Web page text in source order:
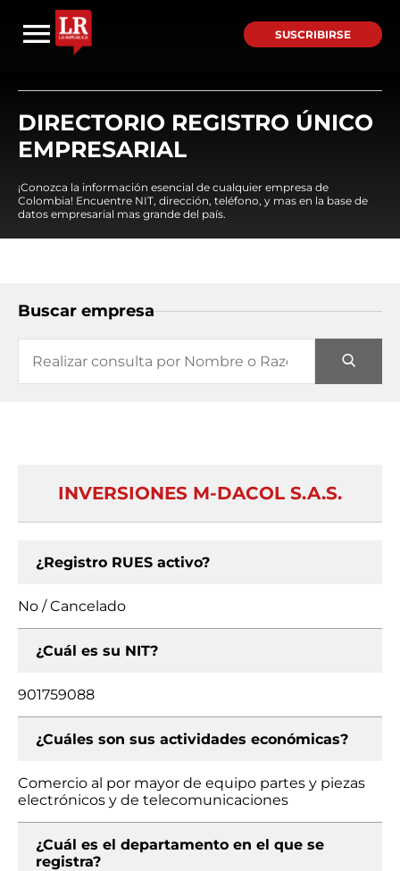
SUSCRIBIRSE
DIRECTORIO REGISTRO ÚNICO
EMPRESARIAL
¡Conozca la información esencial de cualquier empresa de
Colombia! Encuentre NIT, dirección, teléfono, y mas en la base de
datos empresarial mas grande del país.
Buscar empresa
INVERSIONES M-DACOL S.A.S.
¿Registro RUES activo?
No / Cancelado
¿Cuál es su NIT?
901759088
¿Cuáles son sus actividades económicas?
Comercio al por mayor de equipo partes y piezas
electrónicos y de telecomunicaciones
¿Cuál es el departamento en el que se
registra?